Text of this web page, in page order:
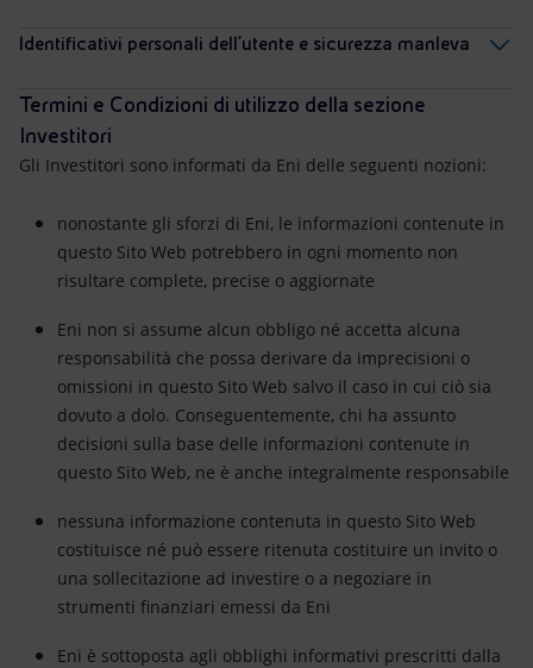
Identificativi personali dell'utente e sicurezza manleva
Termini e Condizioni di utilizzo della sezione
Investitori
Gli Investitori sono informati da Eni delle seguenti nozioni:
nonostante gli sforzi di Eni, le informazioni contenute in
questo Sito Web potrebbero in ogni momento non
risultare complete, precise o aggiornate
Eni non si assume alcun obbligo né accetta alcuna
responsabilità che possa derivare da imprecisioni o
omissioni in questo Sito Web salvo il caso in cui ciò sia
dovuto a dolo. Conseguentemente, chi ha assunto
decisioni sulla base delle informazioni contenute in
questo Sito Web, ne è anche integralmente responsabile
nessuna informazione contenuta in questo Sito Web
costituisce né può essere ritenuta costituire un invito o
una sollecitazione ad investire o a negoziare in
strumenti finanziari emessi da Eni
Eni è sottoposta agli obblighi informativi prescritti dalla